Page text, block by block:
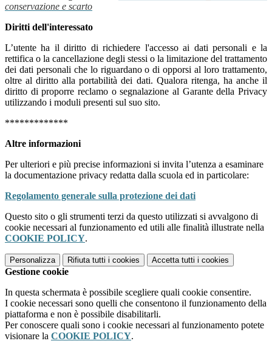
conservazione e scarto
Diritti dell'interessato
L’utente ha il diritto di richiedere l'accesso ai dati personali e la
rettifica o la cancellazione degli stessi o la limitazione del trattamento
dei dati personali che lo riguardano o di opporsi al loro trattamento,
oltre al diritto alla portabilità dei dati. Qualora ritenga, ha anche il
diritto di proporre reclamo o segnalazione al Garante della Privacy
utilizzando i moduli presenti sul suo sito.
*************
Altre informazioni
Per ulteriori e più precise informazioni si invita l’utenza a esaminare
la documentazione privacy redatta dalla scuola ed in particolare:
Regolamento generale sulla protezione dei dati
Questo sito o gli strumenti terzi da questo utilizzati si avvalgono di
cookie necessari al funzionamento ed utili alle finalità illustrate nella
COOKIE POLICY.
Personalizza Rifiuta tutti i cookies Accetta tutti i cookies
Gestione cookie
In questa schermata è possibile scegliere quali cookie consentire.
I cookie necessari sono quelli che consentono il funzionamento della
piattaforma e non è possibile disabilitarli.
Per conoscere quali sono i cookie necessari al funzionamento potete
visionare la COOKIE POLICY.